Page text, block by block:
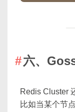
六、
Redis Cluster
比如当某个节